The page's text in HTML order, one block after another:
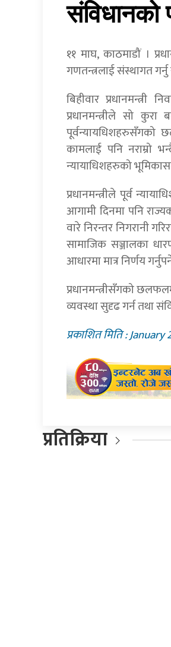
संविधानको
११ माघ, काठमाडौं ।
गणतन्त्रलाई संस्थागत
बिहीवार
प्रधानमन्त्रीले सो
पूर्वन्यायधिशहरुसँगको
कामलाई पनि नराम्रो
न्यायाधिशहरुको
प्रधानमन्त्रीले पूर्व
आगामी दिनमा पनि
वारे निरन्तर निगरानी
सामाजिक सञ्जालका
आधारमा मात्र निर्णय
प्रधानमन्त्रीसँगको
व्यवस्था सुदृढ गर्न तथा
प्रकाशित मिति :
प्रतिक्रिया